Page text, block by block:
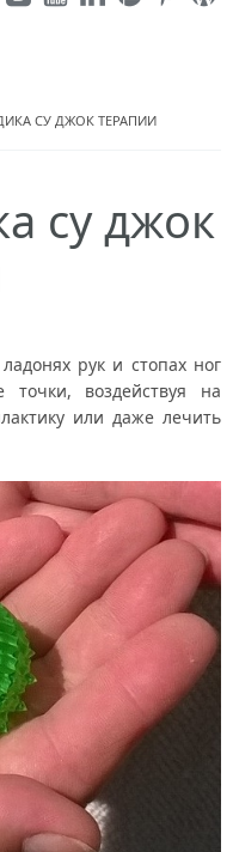
СУ ДЖОК ТЕРАПИИ
су джок
рук и стопах ног
точки, воздействуя на
или даже лечить